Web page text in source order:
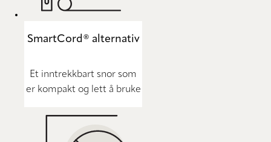
SmartCord® alternativ
Et inntrekkbart snor som
er kompakt og lett å bruke